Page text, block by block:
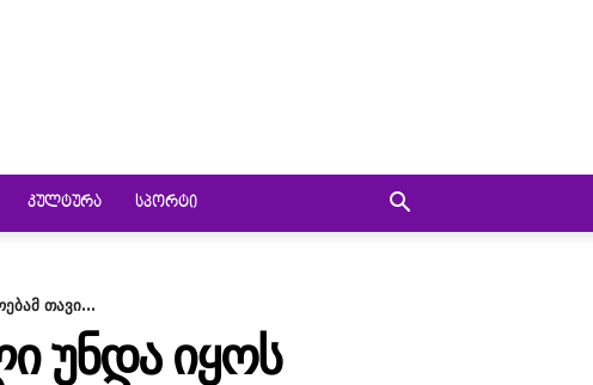
ᲙᲣᲚᲢᲣᲠᲐ ᲡᲞᲝᲠᲢᲘ
თავი...
ᲣᲜᲓᲐ ᲘᲧᲝᲡ